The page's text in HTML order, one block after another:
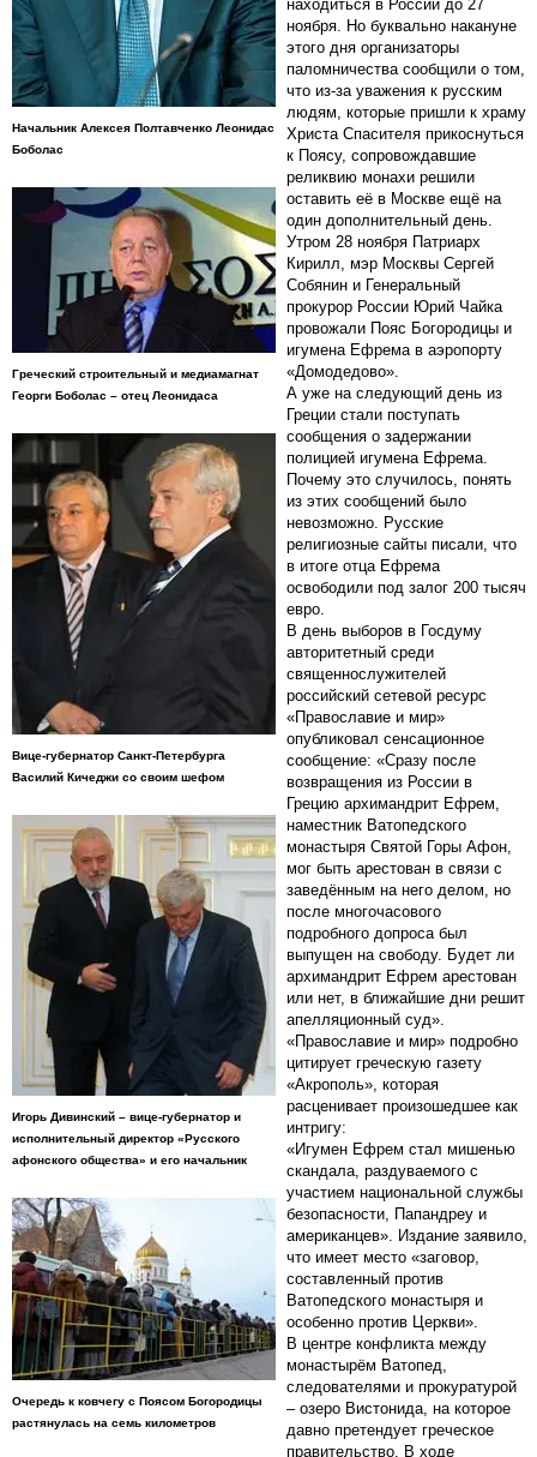
Начальник Алексея Полтавченко Леонидас
Боболас
Греческий строительный и медиамагнат
Георги Боболас – отец Леонидаса
Вице-губернатор Санкт-Петербурга
Василий Кичеджи со своим шефом
Игорь Дивинский – вице-губернатор и
исполнительный директор «Русского
афонского общества» и его начальник
Очередь к ковчегу с Поясом Богородицы
растянулась на семь километров
находиться в России до 27
ноября. Но буквально накануне
этого дня организаторы
паломничества сообщили о том,
что из-за уважения к русским
людям, которые пришли к храму
Христа Спасителя прикоснуться
к Поясу, сопровождавшие
реликвию монахи решили
оставить её в Москве ещё на
один дополнительный день.
Утром 28 ноября Патриарх
Кирилл, мэр Москвы Сергей
Собянин и Генеральный
прокурор России Юрий Чайка
провожали Пояс Богородицы и
игумена Ефрема в аэропорту
«Домодедово».
А уже на следующий день из
Греции стали поступать
сообщения о задержании
полицией игумена Ефрема.
Почему это случилось, понять
из этих сообщений было
невозможно. Русские
религиозные сайты писали, что
в итоге отца Ефрема
освободили под залог 200 тысяч
евро.
В день выборов в Госдуму
авторитетный среди
священнослужителей
российский сетевой ресурс
«Православие и мир»
опубликовал сенсационное
сообщение: «Сразу после
возвращения из России в
Грецию архимандрит Ефрем,
наместник Ватопедского
монастыря Святой Горы Афон,
мог быть арестован в связи с
заведённым на него делом, но
после многочасового
подробного допроса был
выпущен на свободу. Будет ли
архимандрит Ефрем арестован
или нет, в ближайшие дни решит
апелляционный суд».
«Православие и мир» подробно
цитирует греческую газету
«Акрополь», которая
расценивает произошедшее как
интригу:
«Игумен Ефрем стал мишенью
скандала, раздуваемого с
участием национальной службы
безопасности, Папандреу и
американцев». Издание заявило,
что имеет место «заговор,
составленный против
Ватопедского монастыря и
особенно против Церкви».
В центре конфликта между
монастырём Ватопед,
следователями и прокуратурой
– озеро Вистонида, на которое
давно претендует греческое
правительство. В ходе